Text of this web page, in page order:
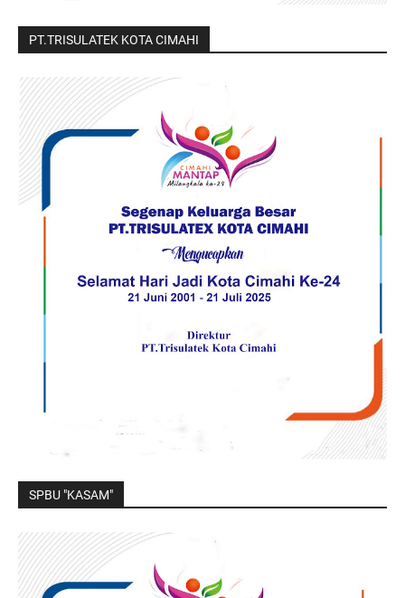
PT.TRISULATEK KOTA CIMAHI
SPBU "KASAM"